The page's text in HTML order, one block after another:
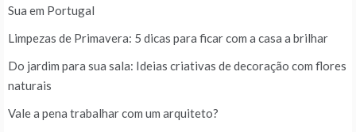
Sua em Portugal
Limpezas de Primavera: 5 dicas para ficar com a casa a brilhar
Do jardim para sua sala: Ideias criativas de decoração com flores
naturais
Vale a pena trabalhar com um arquiteto?